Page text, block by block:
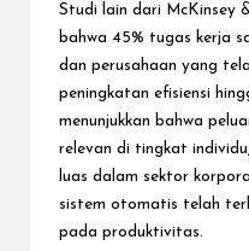
Studi lain dari McKinsey
bahwa 45% tugas kerja
dan perusahaan yang
peningkatan efisiensi
menunjukkan bahwa
relevan di tingkat
luas dalam sektor
sistem otomatis telah
pada produktivitas.